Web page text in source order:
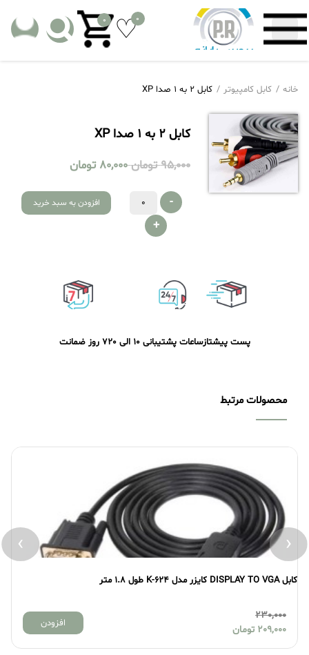
0
0
خانه کابل کامپیوتر کابل 2 به 1 صدا XP
کابل 2 به 1 صدا XP
95,000 تومان 80,000 تومان
-
+
افزودن به سبد خرید
پست پیشتازساعات پشتیبانی 10 الی 20 7 روز ضمانت
محصولات مرتبط
کابل DISPLAY TO VGA کایزر مدل K-624 طول 1.8 متر
230,000
209,000 تومان
افزودن
‹
›